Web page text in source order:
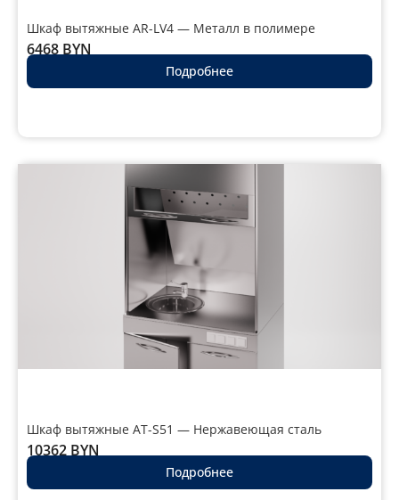
Шкаф вытяжные AR-LV4 — Металл в полимере
6468 BYN
Подробнее
Шкаф вытяжные AT-S51 — Нержавеющая сталь
10362 BYN
Подробнее